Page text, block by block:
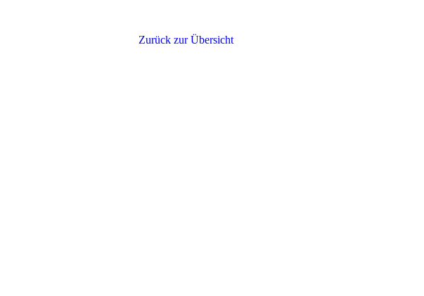
Zurück zur Übersicht